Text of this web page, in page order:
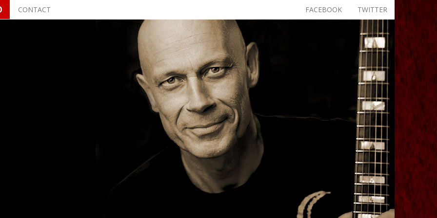
CONTACT TWITTER
FACEBOOK